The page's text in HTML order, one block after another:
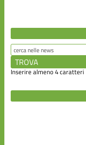
Inserire almeno 4 caratteri